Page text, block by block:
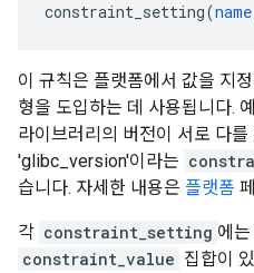
constraint_setting(name
이 규칙은 플랫폼에서 값을 지
형을 도입하는 데 사용됩니다.
라이브러리의 버전이 서로 다
'glibc_version'이라는
습니다. 자세한 내용은 플랫폼
각 constraint_setting 에
constraint_value 집합이